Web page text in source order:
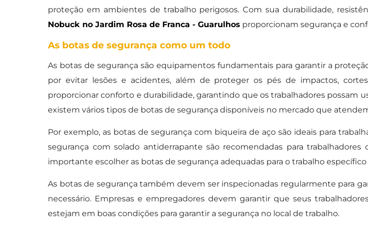
proteção em ambientes de trabalho perigosos. Com sua durabilidade,
Nobuck no Jardim Rosa de Franca - Guarulhos proporcionam segurança e
As botas de segurança como um todo
As botas de segurança são equipamentos fundamentais para garantir a
por evitar lesões e acidentes, além de proteger os pés de impactos,
proporcionar conforto e durabilidade, garantindo que os trabalhadores possam
existem vários tipos de botas de segurança disponíveis no mercado que
Por exemplo, as botas de segurança com biqueira de aço são ideais para
segurança com solado antiderrapante são recomendadas para
importante escolher as botas de segurança adequadas para o trabalho
As botas de segurança também devem ser inspecionadas regularmente para
necessário. Empresas e empregadores devem garantir que seus
estejam em boas condições para garantir a segurança no local de trabalho.